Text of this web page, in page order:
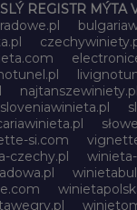
REGISTR MÝTA
najtanszewiniety.pl
sloveniawinieta.pl
si.com
czechy.pl